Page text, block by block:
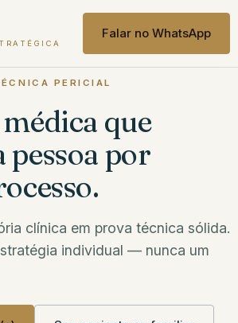
Falar no WhatsApp
PERICIAL
que
pessoa por
clínica em prova técnica sólida.
individual — nunca um